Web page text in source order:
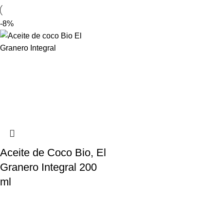
-8%
Aceite de Coco Bio, El
Granero Integral 200
ml